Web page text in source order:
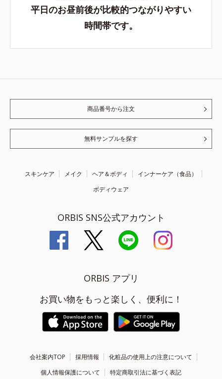
平日のお昼前後が比較的つながりやすい
時間帯です。
商品番号から注文
無料サンプルを探す
スキンケア メイク ヘア＆ボディ
インナーケア（食品）
ボディウェア
ORBIS SNS公式アカウント
ORBIS アプリ
お買い物をもっと楽しく、便利に！
会社案内TOP 採用情報
化粧品の使用上の注意について
個人情報保護について
特定商取引法に基づく表記